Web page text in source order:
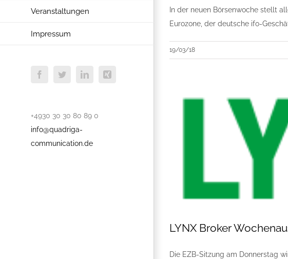
Veranstaltungen
Impressum
FacebookTwitterLinkedInXing
+4930 30 30 80 89 0
info@quadriga-
communication.de
In der neuen Börsenwoche stellt
Eurozone, der deutsche ifo-
19/03/18
LYNX Broker
Die EZB-Sitzung am Donnerstag